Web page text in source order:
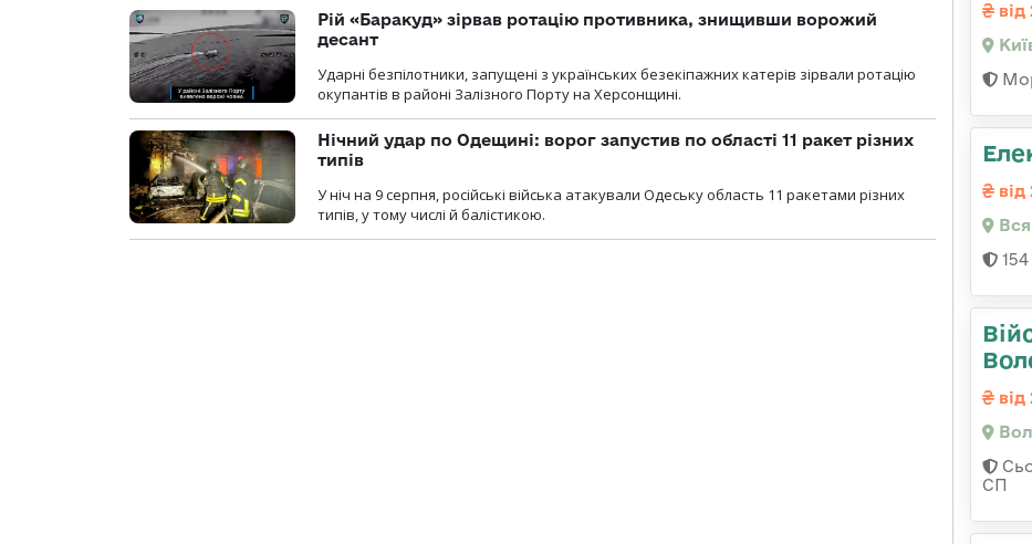
Рій «Баракуд» зірвав ротацію противника, знищивши ворожий
десант
Ударні безпілотники, запущені з українських безекіпажних катерів зірвали ротацію
окупантів в районі Залізного Порту на Херсонщині.
Нічний удар по Одещині: ворог запустив по області 11 ракет різних
типів
У ніч на 9 серпня, російські війська атакували Одеську область 11 ракетами різних
типів, у тому числі й балістикою.
СП